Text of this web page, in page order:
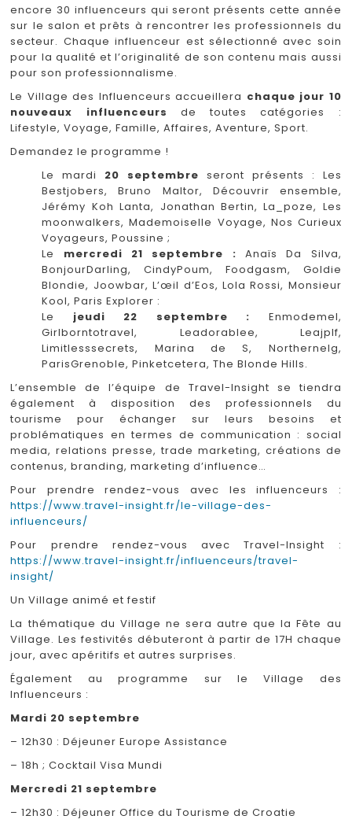
encore 30 influenceurs qui seront présents cette année
sur le salon et prêts à rencontrer les professionnels du
secteur. Chaque influenceur est sélectionné avec soin
pour la qualité et l’originalité de son contenu mais aussi
pour son professionnalisme.
Le Village des Influenceurs accueillera chaque jour 10
nouveaux influenceurs de toutes catégories :
Lifestyle, Voyage, Famille, Affaires, Aventure, Sport.
Demandez le programme !
Le mardi 20 septembre seront présents : Les
Bestjobers, Bruno Maltor, Découvrir ensemble,
Jérémy Koh Lanta, Jonathan Bertin, La_poze, Les
moonwalkers, Mademoiselle Voyage, Nos Curieux
Voyageurs, Poussine ;
Le mercredi 21 septembre : Anaïs Da Silva,
BonjourDarling, CindyPoum, Foodgasm, Goldie
Blondie, Joowbar, L’œil d’Eos, Lola Rossi, Monsieur
Kool, Paris Explorer :
Le jeudi 22 septembre : Enmodemel,
Girlborntotravel, Leadorablee, Leajplf,
Limitlesssecrets, Marina de S, Northernelg,
ParisGrenoble, Pinketcetera, The Blonde Hills.
L’ensemble de l’équipe de Travel-Insight se tiendra
également à disposition des professionnels du
tourisme pour échanger sur leurs besoins et
problématiques en termes de communication : social
media, relations presse, trade marketing, créations de
contenus, branding, marketing d’influence…
Pour prendre rendez-vous avec les influenceurs :
https://www.travel-insight.fr/le-village-des-
influenceurs/
Pour prendre rendez-vous avec Travel-Insight :
https://www.travel-insight.fr/influenceurs/travel-
insight/
Un Village animé et festif
La thématique du Village ne sera autre que la Fête au
Village. Les festivités débuteront à partir de 17H chaque
jour, avec apéritifs et autres surprises.
Également au programme sur le Village des
Influenceurs :
Mardi 20 septembre
– 12h30 : Déjeuner Europe Assistance
– 18h ; Cocktail Visa Mundi
Mercredi 21 septembre
– 12h30 : Déjeuner Office du Tourisme de Croatie